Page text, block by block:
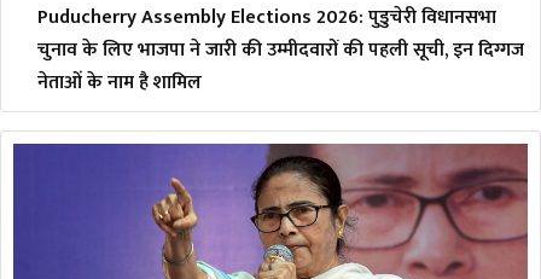
Puducherry Assembly Elections 2026: पुडुचेरी विधानसभा
चुनाव के लिए भाजपा ने जारी की उम्मीदवारों की पहली सूची, इन दिग्गज
नेताओं के नाम है शामिल